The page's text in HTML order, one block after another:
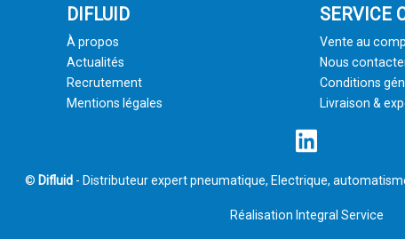
DIFLUID
À propos
Actualités
Recrutement
Mentions légales
SERVICE
Vente au
Nous
Conditions
Livraison &
© Difluid- Distributeur expert pneumatique, Electrique,
Réalisation Integral Service